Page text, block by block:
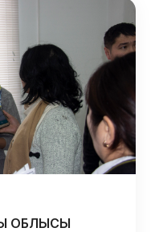
ОБЛЫСЫ